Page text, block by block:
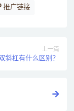
推广链接
上一篇
斜杠有什么区别？